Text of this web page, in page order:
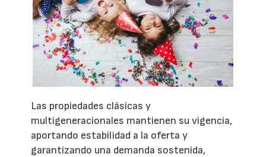
Las propiedades clásicas y
multigeneracionales mantienen su vigencia,
aportando estabilidad a la oferta y
garantizando una demanda sostenida,